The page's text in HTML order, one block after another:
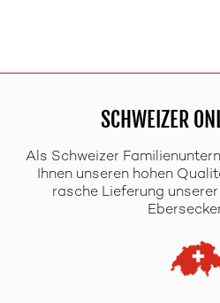
SCHWEIZER
Als Schweizer
Ihnen unseren hohen
rasche Lieferung